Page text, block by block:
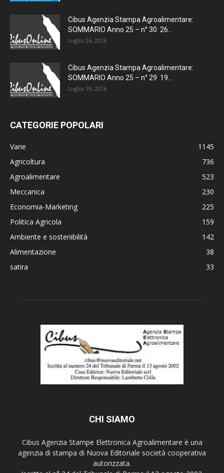
Cibus Agenzia Stampa Agroalimentare:
SOMMARIO Anno 25 – n° 30 26...
Luglio 26, 2026
Cibus Agenzia Stampa Agroalimentare:
SOMMARIO Anno 25 – n° 29 19...
Luglio 19, 2026
CATEGORIE POPOLARI
Varie
1145
Agricoltura
736
Agroalimentare
523
Meccanica
230
Economia-Marketing
225
Politica Agricola
159
Ambiente e sostenibilità
142
Alimentazione
38
satira
33
CHI SIAMO
Cibus Agenzia Stampe Elettronica Agroalimentare è una
agenzia di stampa di Nuova Editoriale società cooperativa
autorizzata.